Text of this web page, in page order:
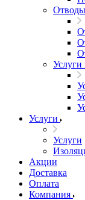
Услуги
Услуги
Акции
Доставка
Оплата
Компания